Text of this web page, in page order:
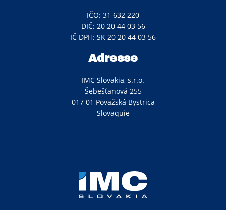
IČO: 31 632 220
DIČ: 20 20 44 03 56
IČ DPH: SK 20 20 44 03 56
Adresse
IMC Slovakia, s.r.o.
Šebešťanová 255
017 01 Považská Bystrica
Slovaquie